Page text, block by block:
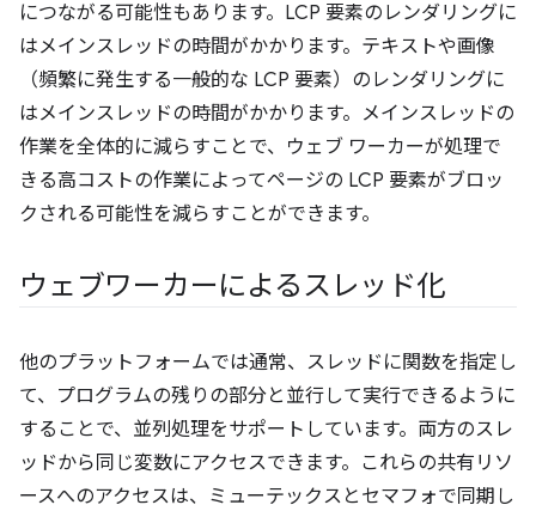
につながる可能性もあります。LCP 要素のレンダリングに
はメインスレッドの時間がかかります。テキストや画像
（頻繁に発生する一般的な LCP 要素）のレンダリングに
はメインスレッドの時間がかかります。メインスレッドの
作業を全体的に減らすことで、ウェブ ワーカーが処理で
きる高コストの作業によってページの LCP 要素がブロッ
クされる可能性を減らすことができます。
ウェブワーカーによるスレッド化
他のプラットフォームでは通常、スレッドに関数を指定し
て、プログラムの残りの部分と並行して実行できるように
することで、並列処理をサポートしています。両方のスレ
ッドから同じ変数にアクセスできます。これらの共有リソ
ースへのアクセスは、ミューテックスとセマフォで同期し